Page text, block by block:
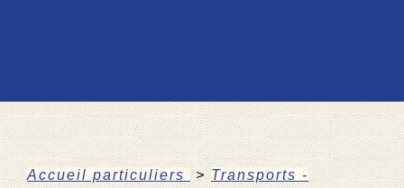
Accueil particuliers > Transports -